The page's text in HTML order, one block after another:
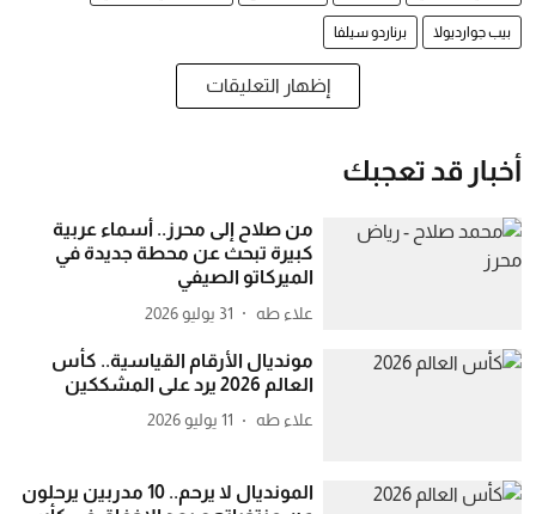
بيب جوارديولا برناردو سيلفا
إظهار التعليقات
أخبار قد تعجبك
من صلاح إلى محرز.. أسماء عربية
كبيرة تبحث عن محطة جديدة في
الميركاتو الصيفي
علاء طه 31 يوليو 2026
مونديال الأرقام القياسية.. كأس
العالم 2026 يرد على المشككين
علاء طه 11 يوليو 2026
المونديال لا يرحم.. 10 مدربين يرحلون